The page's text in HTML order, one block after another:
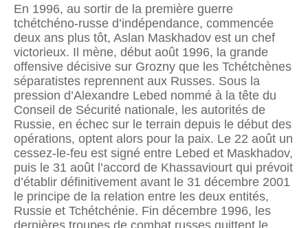
En 1996, au sortir de la première guerre
tchétchéno-russe d’indépendance, commencée
deux ans plus tôt, Aslan Maskhadov est un chef
victorieux. Il mène, début août 1996, la grande
offensive décisive sur Grozny que les Tchétchènes
séparatistes reprennent aux Russes. Sous la
pression d’Alexandre Lebed nommé à la tête du
Conseil de Sécurité nationale, les autorités de
Russie, en échec sur le terrain depuis le début des
opérations, optent alors pour la paix. Le 22 août un
cessez-le-feu est signé entre Lebed et Maskhadov,
puis le 31 août l’accord de Khassaviourt qui prévoit
d’établir définitivement avant le 31 décembre 2001
le principe de la relation entre les deux entités,
Russie et Tchétchénie. Fin décembre 1996, les